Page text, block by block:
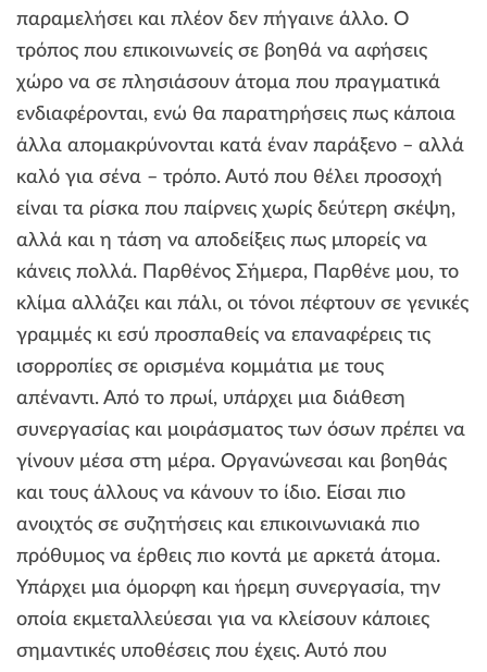
παραμελήσει και πλέον δεν πήγαινε άλλο. Ο
τρόπος που επικοινωνείς σε βοηθά να αφήσεις
χώρο να σε πλησιάσουν άτομα που πραγματικά
ενδιαφέρονται, ενώ θα παρατηρήσεις πως κάποια
άλλα απομακρύνονται κατά έναν παράξενο – αλλά
καλό για σένα – τρόπο. Αυτό που θέλει προσοχή
είναι τα ρίσκα που παίρνεις χωρίς δεύτερη σκέψη,
αλλά και η τάση να αποδείξεις πως μπορείς να
κάνεις πολλά. Παρθένος Σήμερα, Παρθένε μου, το
κλίμα αλλάζει και πάλι, οι τόνοι πέφτουν σε γενικές
γραμμές κι εσύ προσπαθείς να επαναφέρεις τις
ισορροπίες σε ορισμένα κομμάτια με τους
απέναντι. Από το πρωί, υπάρχει μια διάθεση
συνεργασίας και μοιράσματος των όσων πρέπει να
γίνουν μέσα στη μέρα. Οργανώνεσαι και βοηθάς
και τους άλλους να κάνουν το ίδιο. Είσαι πιο
ανοιχτός σε συζητήσεις και επικοινωνιακά πιο
πρόθυμος να έρθεις πιο κοντά με αρκετά άτομα.
Υπάρχει μια όμορφη και ήρεμη συνεργασία, την
οποία εκμεταλλεύεσαι για να κλείσουν κάποιες
σημαντικές υποθέσεις που έχεις. Αυτό που